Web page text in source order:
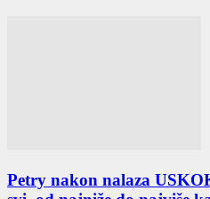
Petry nakon nalaza